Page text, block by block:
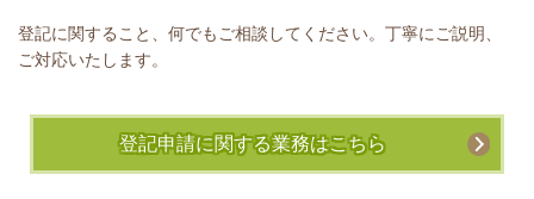
登記に関すること、何でもご相談してください。丁寧にご説明、
ご対応いたします。
登記申請に関する業務はこちら